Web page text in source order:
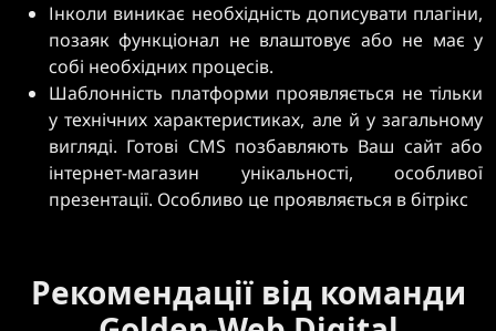
Інколи виникає необхідність дописувати плагіни,
позаяк функціонал не влаштовує або не має у
собі необхідних процесів.
Шаблонність платформи проявляється не тільки
у технічних характеристиках, але й у загальному
вигляді. Готові CMS позбавляють Ваш сайт або
інтернет-магазин унікальності, особливої
презентації. Особливо це проявляється в бітрікс
Рекомендації від команди